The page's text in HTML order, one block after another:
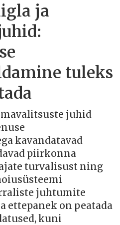
ja
tuleks
juhid
kavandatavad
piirkonna
turvalisust ning
juhtumite
ettepanek on peatada
kuni